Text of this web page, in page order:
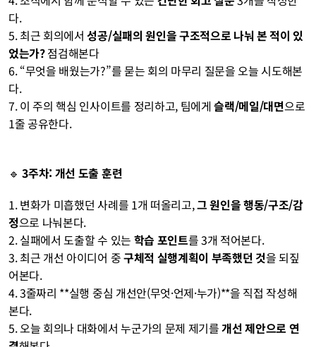
다.
5. 최근 회의에서 성공/실패의 원인을 구조적으로 나눠 본 적이 있
었는가? 점검해본다
6. “무엇을 배웠는가?”를 묻는 회의 마무리 질문을 오늘 시도해본
다.
7. 이 주의 핵심 인사이트를 정리하고, 팀에게 슬랙/메일/대면으로
1줄 공유한다.
🔹 3주차: 개선 도출 훈련
1. 변화가 미흡했던 사례를 1개 떠올리고, 그 원인을 행동/구조/감
정으로 나눠본다.
2. 실패에서 도출할 수 있는 학습 포인트를 3개 적어본다.
3. 최근 개선 아이디어 중 구체적 실행계획이 부족했던 것을 되짚
어본다.
4. 3줄짜리 **실행 중심 개선안(무엇·언제·누가)**을 직접 작성해
본다.
5. 오늘 회의나 대화에서 누군가의 문제 제기를 개선 제안으로 연